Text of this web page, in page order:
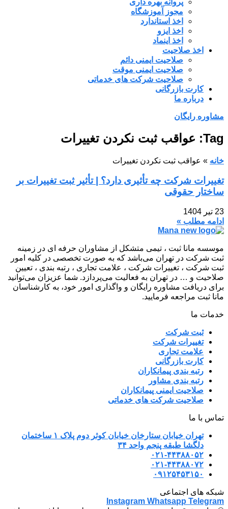
پروانه بهره داری
مجوز آموزشگاه
اخذ استاندارد
اخذ ایزو
اخذ اینماد
اخذ صلاحیت
صلاحیت ایمنی دائم
صلاحیت ایمنی موقت
صلاحیت شرکت های خدماتی
کارت بازرگانی
درباره ما
مشاوره رایگان
Tag: عواقب ثبت نکردن تغییرات
خانه » عواقب ثبت نکردن تغییرات
تغییرات شرکت چه تأثیری دارد؟ | تأثیر ثبت تغییرات بر
ساختار حقوقی
23 تیر 1404
ادامه مطلب »
موسسه مانا ثبت ، تیمی متشکل از مشاوران حرفه ای در زمینه
ثبت شرکت در تهران می‌باشد که به صورت تخصصی در کلیه امور
ثبت شرکت ، تغییرات شرکت ، علامت تجاری ، رتبه بندی ، تعیین
صلاحیت و … در تهران به فعالیت می‌پردازد. شما عزیزان می‌توانید
برای دریافت مشاوره رایگان و واگذاری امور خود، به کارشناسان
مانا ثبت مراجعه فرمایید.
خدمات ما
ثبت شرکت
تغییرات شرکت
علامت تجاری
کارت بازرگانی
رتبه بندی پیمانکاران
رتبه بندی مشاور
صلاحیت ایمنی پیمانکاران
صلاحیت شرکت های خدماتی
تماس با ما
تهران خیابان ستارخان خیابان کوثر دوم پلاک ۱ ساختمان
دلگشا طبقه پنجم واحد ۳۴
۰۲۱-۴۴۳۸۸۰۵۲
۰۲۱-۴۴۳۸۸۰۷۲
۰۹۱۲۵۴۵۳۱۵۰
شبکه های اجتماعی
Instagram Whatsapp Telegram